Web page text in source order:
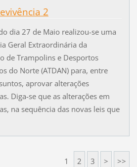
2
dia 27 de Maio realizou-se uma
Geral Extraordinária da
de Trampolins e Desportos
do Norte (ATDAN) para, entre
aprovar alterações
Diga-se que as alterações em
na sequência das novas leis que
1 2 3 > >>